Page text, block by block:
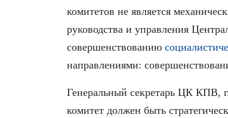
комитетов не является
руководства и управления
совершенствованию
направлениями:
Генеральный секретарь ЦК КПВ,
комитет должен быть